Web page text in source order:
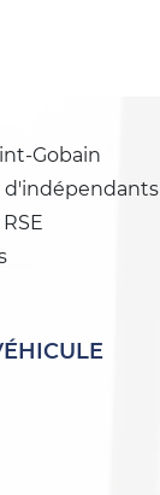
Gobain
d'indépendants